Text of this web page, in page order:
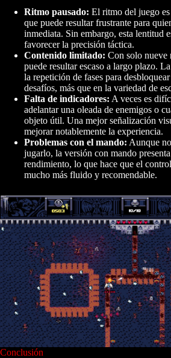
Ritmo pausado: El ritmo del juego
que puede resultar frustrante para
inmediata. Sin embargo, esta lentitud
favorecer la precisión táctica.
Contenido limitado: Con solo nueve
puede resultar escaso a largo plazo.
la repetición de fases para
desafíos, más que en la variedad de
Falta de indicadores: A veces es
adelantar una oleada de enemigos o
objeto útil. Una mejor señalización
mejorar notablemente la experiencia.
Problemas con el mando: Aunque
jugarlo, la versión con mando
rendimiento, lo que hace que el
mucho más fluido y recomendable.
Conclusión